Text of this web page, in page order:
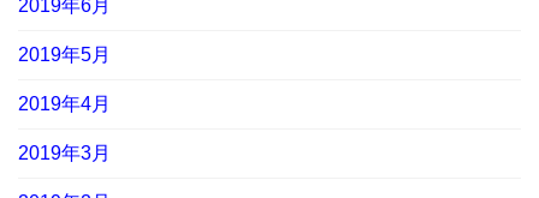
2019年6月
2019年5月
2019年4月
2019年3月